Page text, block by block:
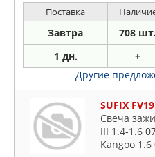
Поставка
Завтра 708 шт.
1 дн. +
Другие
SUFIX FV19
Свеча
III 1.4-1.6
Kangoo